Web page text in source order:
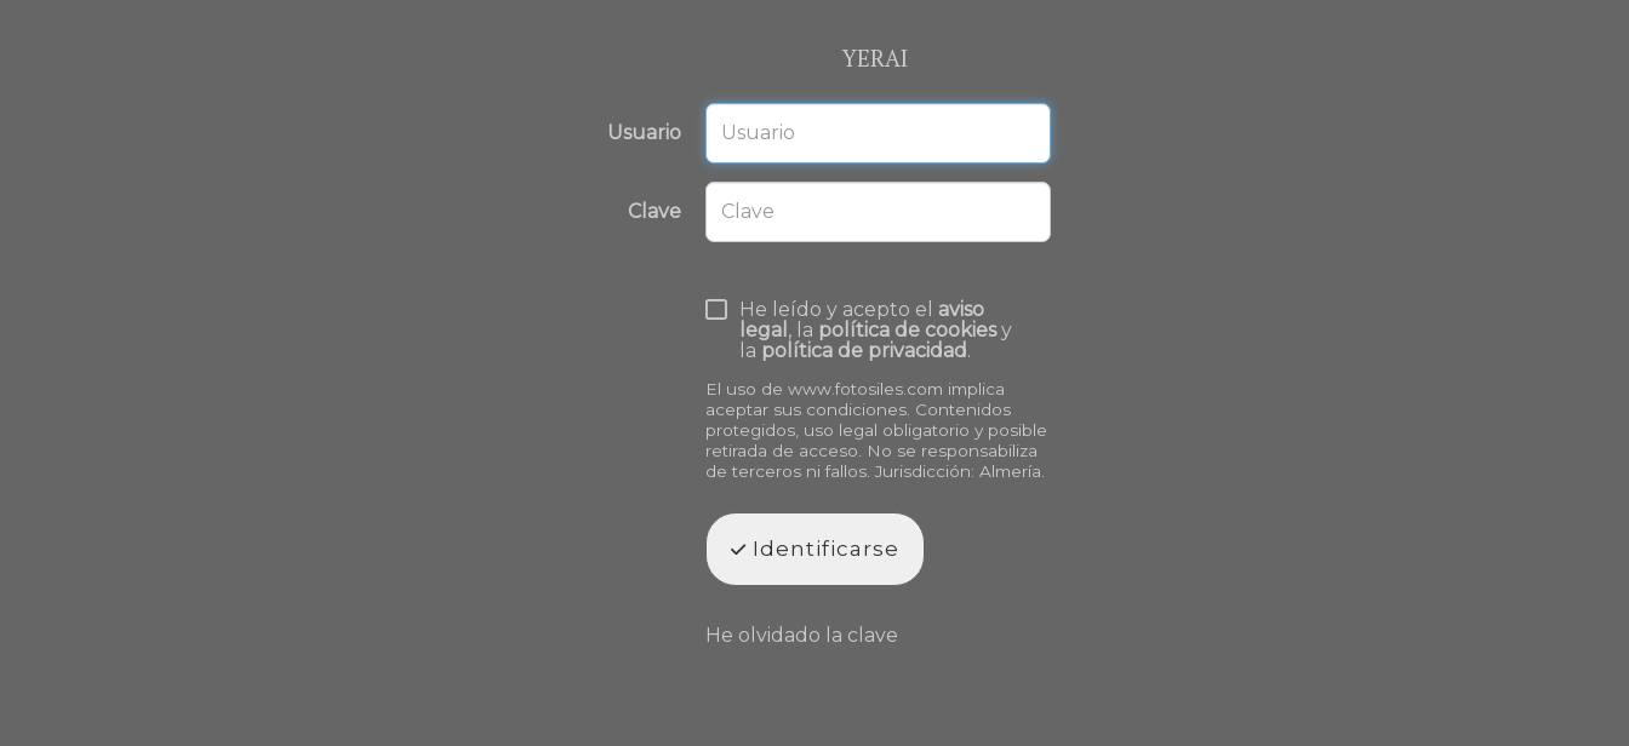
YERAI
Usuario
Clave
He leído y acepto el aviso
legal , la política de cookiesy
la política de privacidad.
El uso de www.fotosiles.com implica
aceptar sus condiciones. Contenidos
protegidos, uso legal obligatorio y posible
retirada de acceso. No se responsabiliza
de terceros ni fallos. Jurisdicción: Almería.
Identificarse
He olvidado la clave